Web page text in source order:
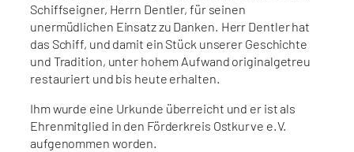
Schiffseigner, Herrn Dentler, für seinen
unermüdlichen Einsatz zu Danken. Herr Dentler hat
das Schiff, und damit ein Stück unserer Geschichte
und Tradition, unter hohem Aufwand originalgetreu
restauriert und bis heute erhalten.
Ihm wurde eine Urkunde überreicht und er ist als
Ehrenmitglied in den Förderkreis Ostkurve e.V.
aufgenommen worden.